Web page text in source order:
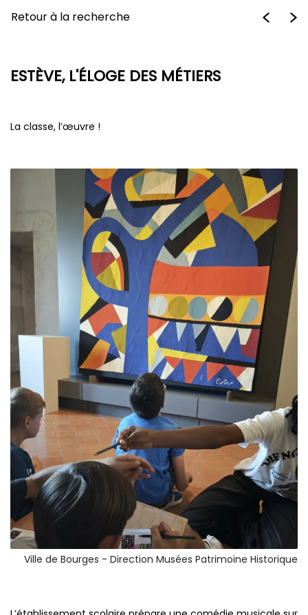
Retour à la recherche
ESTÈVE, L'ÉLOGE DES MÉTIERS
La classe, l’œuvre !
Ville de Bourges - Direction Musées Patrimoine Historique